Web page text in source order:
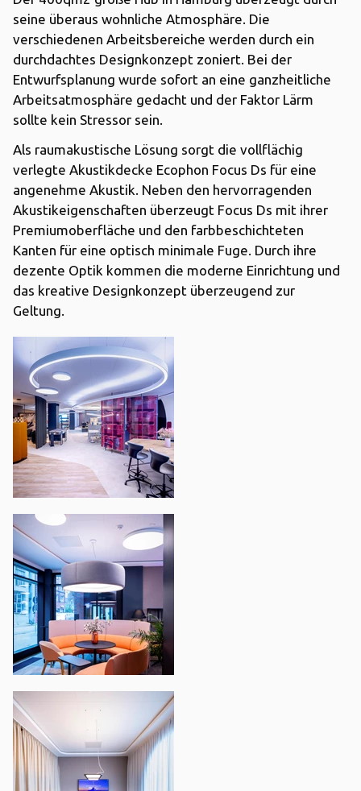
seine überaus wohnliche Atmosphäre. Die
verschiedenen Arbeitsbereiche werden durch ein
durchdachtes Designkonzept zoniert. Bei der
Entwurfsplanung wurde sofort an eine ganzheitliche
Arbeitsatmosphäre gedacht und der Faktor Lärm
sollte kein Stressor sein.
Als raumakustische Lösung sorgt die vollflächig
verlegte Akustikdecke Ecophon Focus Ds für eine
angenehme Akustik. Neben den hervorragenden
Akustikeigenschaften überzeugt Focus Ds mit ihrer
Premiumoberfläche und den farbbeschichteten
Kanten für eine optisch minimale Fuge. Durch ihre
dezente Optik kommen die moderne Einrichtung und
das kreative Designkonzept überzeugend zur
Geltung.